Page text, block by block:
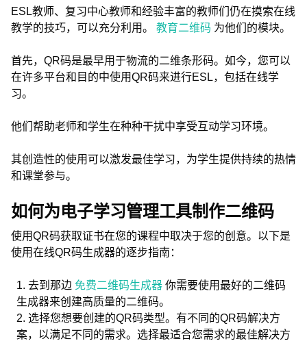
ESL教师、复习中心教师和经验丰富的教师们仍在摸索在线
教学的技巧，可以充分利用。 教育二维码 为他们的模块。
首先，QR码是最早用于物流的二维条形码。如今，您可以
在许多平台和目的中使用QR码来进行ESL，包括在线学
习。
他们帮助老师和学生在种种干扰中享受互动学习环境。
其创造性的使用可以激发最佳学习，为学生提供持续的热情
和课堂参与。
如何为电子学习管理工具制作二维码
使用QR码获取证书在您的课程中取决于您的创意。以下是
使用在线QR码生成器的逐步指南：
去到那边 免费二维码生成器 你需要使用最好的二维码
生成器来创建高质量的二维码。
选择您想要创建的QR码类型。有不同的QR码解决方
案，以满足不同的需求。选择最适合您需求的最佳解决方